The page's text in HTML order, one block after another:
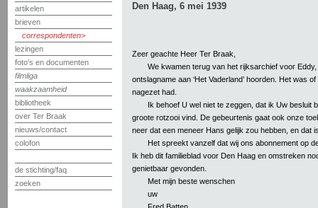
artikelen
brieven
correspondenten
lezingen
foto's en documenten
filmliga
waakzaamheid
bibliotheek
over Ter Braak
nieuws/contact
colofon
de stichting/faq
zoeken
Den Haag, 6 mei 1939
Zeer geachte Heer Ter Braak,
We kwamen terug van het rijksarchief voor
ontslagname aan ‘Het Vaderland’ hoorden. Het was
nagezet had.
Ik behoef U wel niet te zeggen, dat ik Uw besluit
groote rotzooi vind. De gebeurtenis gaat ook onze
neer dat een meneer Hans gelijk zou hebben, en dat
Het spreekt vanzelf dat wij ons abonnement op
Ik heb dit familieblad voor Den Haag en omstreken
genietbaar gevonden.
Met mijn beste wenschen
uw